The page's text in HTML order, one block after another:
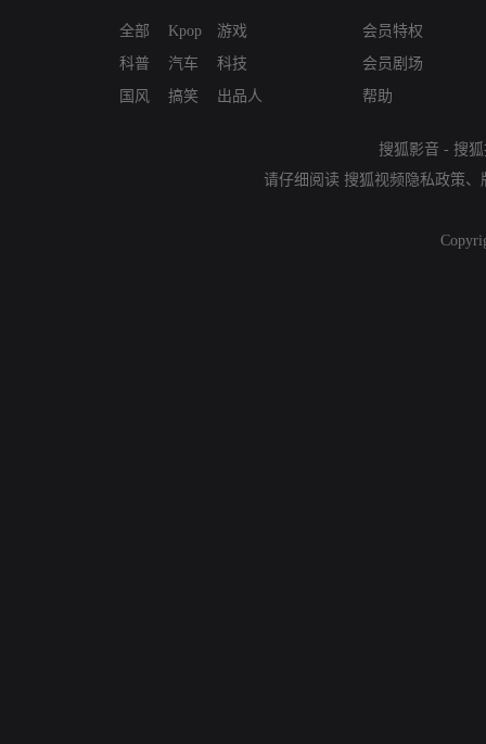
全部
科普
国风
Kpop
汽车
搞笑
游戏
科技
出品人
会员特权
会员剧场
帮助
搜狐影音 - 搜
请仔细阅读 搜狐视频隐私政策、